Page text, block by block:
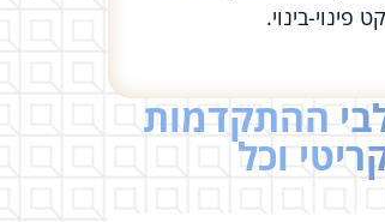
בינוי.
ההתקדמות
וכל